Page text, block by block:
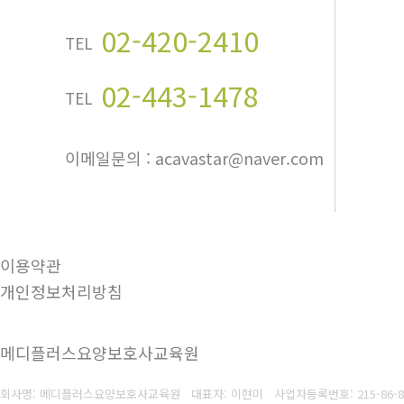
TEL 02-420-2410
TEL 02-443-1478
이메일문의 : acavastar@naver.com
이용약관
개인정보처리방침
메디플러스요양보호사교육원
회사명: 메디플러스요양보호사교육원 대표자: 이현미 사업자등록번호: 215-86-